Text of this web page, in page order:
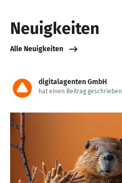
Neuigkeiten
Alle Neuigkeiten
digitalagenten GmbH
hat einen Beitrag geschrieben